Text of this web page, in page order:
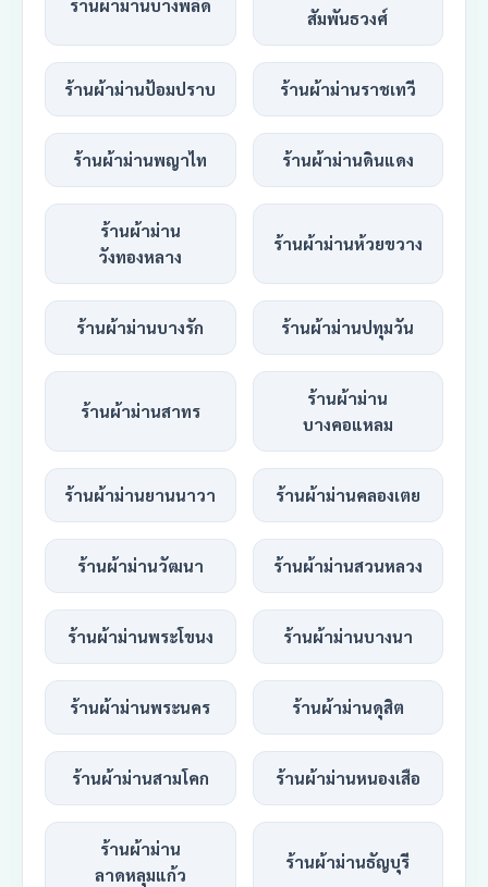
ร้านผ้าม่านบางพลัด
สัมพันธวงศ์
ร้านผ้าม่านป้อมปราบ ร้านผ้าม่านราชเทวี
ร้านผ้าม่านพญาไท ร้านผ้าม่านดินแดง
ร้านผ้าม่าน
วังทองหลาง
ร้านผ้าม่านห้วยขวาง
ร้านผ้าม่านบางรัก ร้านผ้าม่านปทุมวัน
ร้านผ้าม่านสาทร
ร้านผ้าม่าน
บางคอแหลม
ร้านผ้าม่านยานนาวา ร้านผ้าม่านคลองเตย
ร้านผ้าม่านวัฒนา ร้านผ้าม่านสวนหลวง
ร้านผ้าม่านพระโขนง ร้านผ้าม่านบางนา
ร้านผ้าม่านพระนคร ร้านผ้าม่านดุสิต
ร้านผ้าม่านสามโคก ร้านผ้าม่านหนองเสือ
ร้านผ้าม่าน
ลาดหลุมแก้ว
ร้านผ้าม่านธัญบุรี